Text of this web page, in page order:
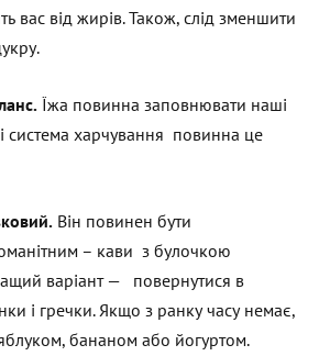
вас від жирів. Також, слід зменшити
Їжа повинна заповнювати наші
система харчування повинна це
Він повинен бути
– кави з булочкою
варіант — повернутися в
і гречки. Якщо з ранку часу немає,
бананом або йогуртом.